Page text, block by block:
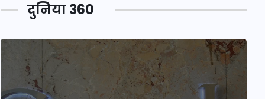
दुनिया 360